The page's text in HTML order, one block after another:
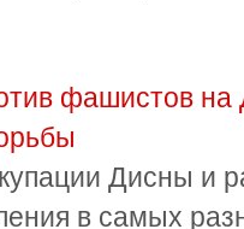
фашистов
Дисны и
в самых